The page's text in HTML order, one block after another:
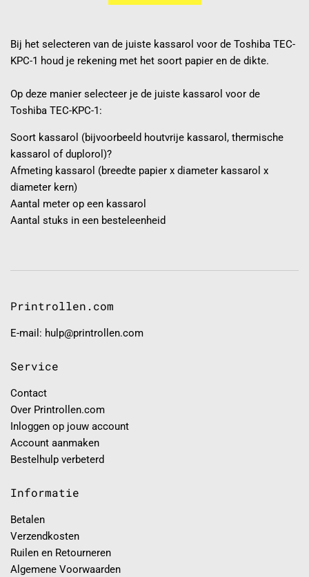
Bij het selecteren van de juiste kassarol voor de Toshiba TEC-
KPC-1 houd je rekening met het soort papier en de dikte.
Op deze manier selecteer je de juiste kassarol voor de
Toshiba TEC-KPC-1:
Soort kassarol (bijvoorbeeld houtvrije kassarol, thermische
kassarol of duplorol)?
Afmeting kassarol (breedte papier x diameter kassarol x
diameter kern)
Aantal meter op een kassarol
Aantal stuks in een besteleenheid
Printrollen.com
E-mail: hulp@printrollen.com
Service
Contact
Over Printrollen.com
Inloggen op jouw account
Account aanmaken
Bestelhulp verbeterd
Informatie
Betalen
Verzendkosten
Ruilen en Retourneren
Algemene Voorwaarden